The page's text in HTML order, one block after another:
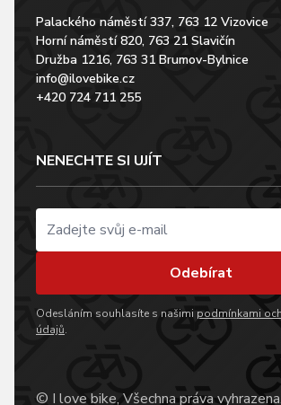
Palackého náměstí 337, 763 12 Vizovice
Horní náměstí 820, 763 21 Slavičín
Družba 1216, 763 31 Brumov-Bylnice
info@ilovebike.cz
+420 724 711 255
NENECHTE SI UJÍT
Odebírat
Odesláním souhlasíte s našimi podmínkami
údajů.
© I love bike, Všechna práva vyhrazena.